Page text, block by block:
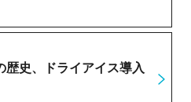
歴史、ドライアイス導入